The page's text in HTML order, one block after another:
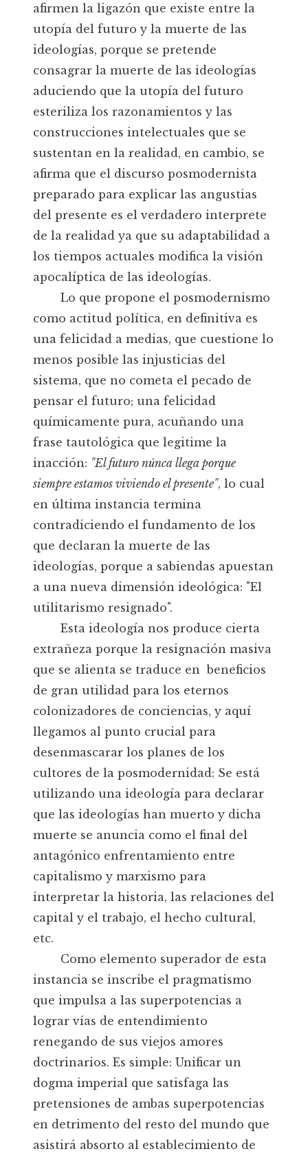
afirmen la ligazón que existe entre la
utopía del futuro y la muerte de las
ideologías, porque se pretende
consagrar la muerte de las ideologías
aduciendo que la utopía del futuro
esteriliza los razonamientos y las
construcciones intelectuales que se
sustentan en la realidad, en cambio, se
afirma que el discurso posmodernista
preparado para explicar las angustias
del presente es el verdadero interprete
de la realidad ya que su adaptabilidad a
los tiempos actuales modifica la visión
apocalíptica de las ideologías.
Lo que propone el posmodernismo
como actitud política, en definitiva es
una felicidad a medias, que cuestione lo
menos posible las injusticias del
sistema, que no cometa el pecado de
pensar el futuro; una felicidad
químicamente pura, acuñando una
frase tautológica que legitime la
inacción: "El futuro núnca llega porque
siempre estamos viviendo el presente", lo cual
en última instancia termina
contradiciendo el fundamento de los
que declaran la muerte de las
ideologías, porque a sabiendas apuestan
a una nueva dimensión ideológica: "El
utilitarismo resignado".
Esta ideología nos produce cierta
extrañeza porque la resignación masiva
que se alienta se traduce en beneficios
de gran utilidad para los eternos
colonizadores de conciencias, y aquí
llegamos al punto crucial para
desenmascarar los planes de los
cultores de la posmodernidad: Se está
utilizando una ideología para declarar
que las ideologías han muerto y dicha
muerte se anuncia como el final del
antagónico enfrentamiento entre
capitalismo y marxismo para
interpretar la historia, las relaciones del
capital y el trabajo, el hecho cultural,
etc.
Como elemento superador de esta
instancia se inscribe el pragmatismo
que impulsa a las superpotencias a
lograr vías de entendimiento
renegando de sus viejos amores
doctrinarios. Es simple: Unificar un
dogma imperial que satisfaga las
pretensiones de ambas superpotencias
en detrimento del resto del mundo que
asistirá absorto al establecimiento de